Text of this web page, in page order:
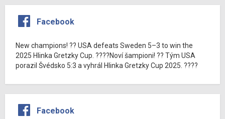
Facebook
New champions! ?? USA defeats Sweden 5–3 to win the
2025 Hlinka Gretzky Cup. ????Noví šampioni! ?? Tým USA
porazil Švédsko 5:3 a vyhrál Hlinka Gretzky Cup 2025. ????
Facebook